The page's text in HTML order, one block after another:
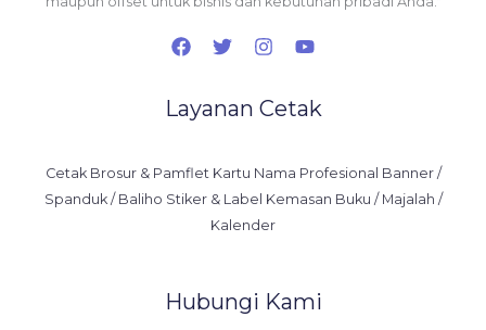
Layanan Cetak
Cetak Brosur & Pamflet Kartu Nama Profesional Banner /
Spanduk / Baliho Stiker & Label Kemasan Buku / Majalah /
Kalender
Hubungi Kami